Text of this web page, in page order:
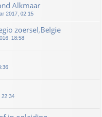
Alkmaar
2017, 02:15
zoersel,Belgie
18:58
22:34